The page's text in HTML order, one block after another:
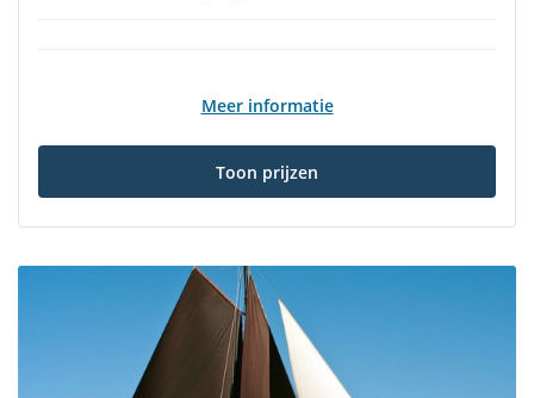
Meer informatie
Toon prijzen